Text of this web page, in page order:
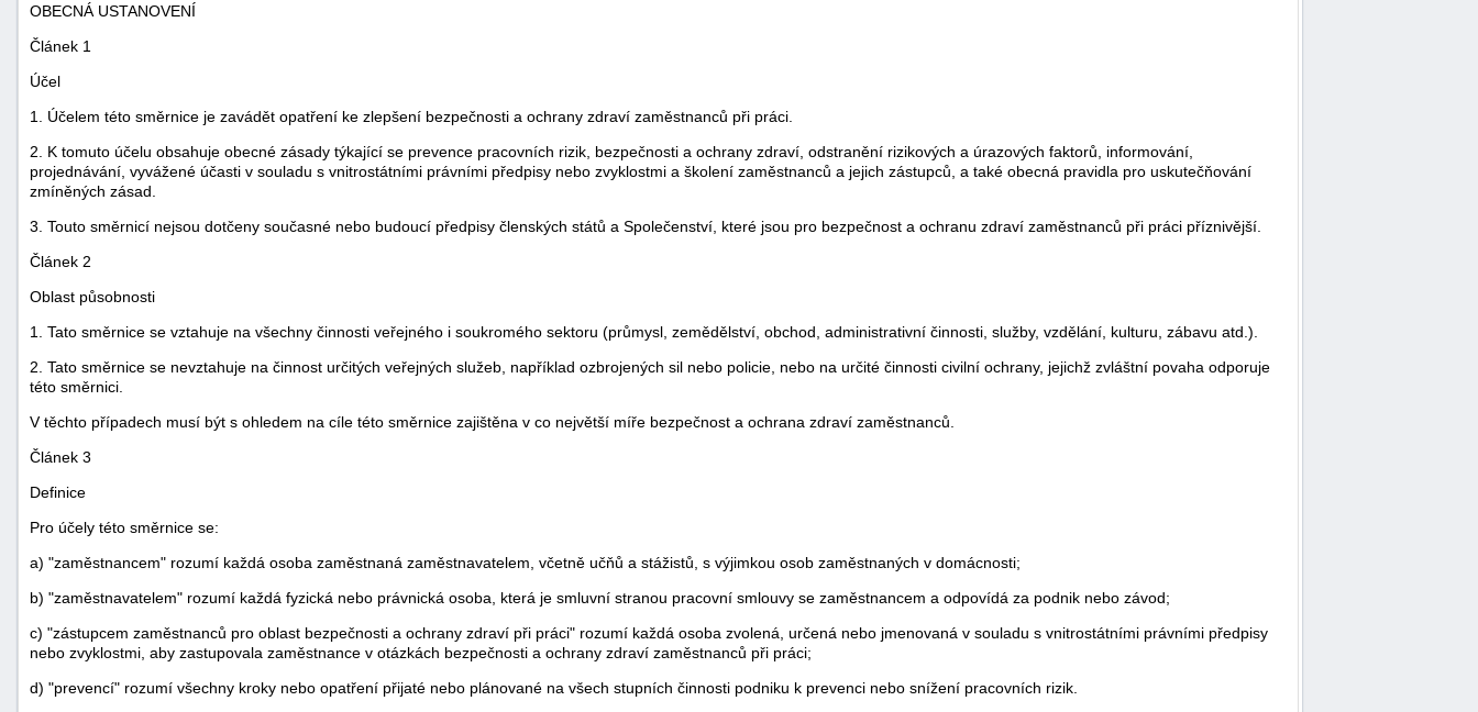
OBECNÁ USTANOVENÍ
Článek 1
Účel
1. Účelem této směrnice je zavádět opatření ke zlepšení bezpečnosti a ochrany zdraví zaměstnanců při práci.
2. K tomuto účelu obsahuje obecné zásady týkající se prevence pracovních rizik, bezpečnosti a ochrany zdraví, odstranění rizikových a úrazových faktorů, informování,
projednávání, vyvážené účasti v souladu s vnitrostátními právními předpisy nebo zvyklostmi a školení zaměstnanců a jejich zástupců, a také obecná pravidla pro uskutečňování
zmíněných zásad.
3. Touto směrnicí nejsou dotčeny současné nebo budoucí předpisy členských států a Společenství, které jsou pro bezpečnost a ochranu zdraví zaměstnanců při práci příznivější.
Článek 2
Oblast působnosti
1. Tato směrnice se vztahuje na všechny činnosti veřejného i soukromého sektoru (průmysl, zemědělství, obchod, administrativní činnosti, služby, vzdělání, kulturu, zábavu atd.).
2. Tato směrnice se nevztahuje na činnost určitých veřejných služeb, například ozbrojených sil nebo policie, nebo na určité činnosti civilní ochrany, jejichž zvláštní povaha odporuje
této směrnici.
V těchto případech musí být s ohledem na cíle této směrnice zajištěna v co největší míře bezpečnost a ochrana zdraví zaměstnanců.
Článek 3
Definice
Pro účely této směrnice se:
a) "zaměstnancem" rozumí každá osoba zaměstnaná zaměstnavatelem, včetně učňů a stážistů, s výjimkou osob zaměstnaných v domácnosti;
b) "zaměstnavatelem" rozumí každá fyzická nebo právnická osoba, která je smluvní stranou pracovní smlouvy se zaměstnancem a odpovídá za podnik nebo závod;
c) "zástupcem zaměstnanců pro oblast bezpečnosti a ochrany zdraví při práci" rozumí každá osoba zvolená, určená nebo jmenovaná v souladu s vnitrostátními právními předpisy
nebo zvyklostmi, aby zastupovala zaměstnance v otázkách bezpečnosti a ochrany zdraví zaměstnanců při práci;
d) "prevencí" rozumí všechny kroky nebo opatření přijaté nebo plánované na všech stupních činnosti podniku k prevenci nebo snížení pracovních rizik.